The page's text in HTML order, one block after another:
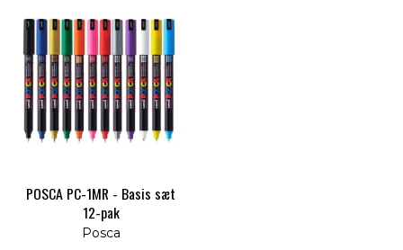
POSCA PC-1MR - Basis sæt
12-pak
Posca